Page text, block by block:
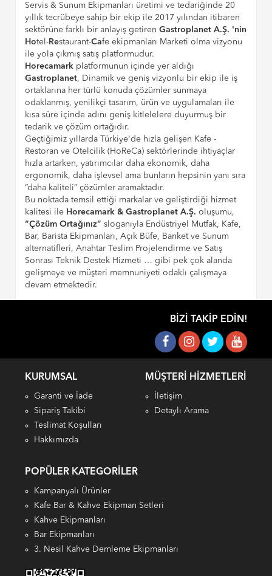
Servis & Sunum Ekipmanları üretimi ve tedariğinde 20
yıllık tecrübeye sahip bir ekip ile 2017 yılından itibaren
sektörüne farklı bir anlayış getirenGastroplanet A.Ş. 'nin
Hotel-Restaurant-Cafe ekipmanları Marketi olma vizyonu
ile yola çıkmış satış platformudur.
Horecamark platformunun içinde yer aldığı
Gastroplanet, Dinamik ve geniş vizyonlu bir ekip ile iş
ortaklarına her türlü konuda çözümler sunmaya
odaklanmış, yenilikçi tasarım, ürün ve uygulamaları ile
kısa süre içinde adını geniş kitlelelere duyurmuş bir
tedarik ve çözüm ortağıdır.
Geçtiğimiz yıllarda Türkiye'de hızla gelişen Kafe -
Restoran ve Otelcilik (HoReCa) sektörlerinde ihtiyaçlar
hızla artarken, yatırımcılar daha ekonomik, daha
ergonomik, daha işlevsel ama bunların hepsinin yanı sıra
“daha kaliteli” çözümler aramaktadır.
Bu noktada temsil ettiği markalar ve geliştirdiği hizmet
kalitesi ile Horecamark & Gastroplanet A.Ş. oluşumu,
“Çözüm Ortağınız” sloganıyla Endüstriyel Mutfak, Kafe,
Bar, Barista Ekipmanları, Açık Büfe, Banket ve Sunum
alternatifleri, Anahtar Teslim Projelendirme ve Satış
Sonrası Teknik Destek Hizmeti … gibi pek çok alanda
gelişmeye ve müşteri memnuniyeti odaklı çalışmaya
devam etmektedir.
BIZI TAKIP EDIN!
KURUMSAL
Garanti ve İade
Sipariş Takibi
Teslimat Koşulları
Hakkımızda
MÜŞTERI HIZMETLERI
İletişim
Detaylı Arama
POPÜLER KATEGORILER
Kampanyalı Ürünler
Kafe Bar & Kahve Ekipman Setleri
Kahve Ekipmanları
Bar Ekipmanları
3. Nesil Kahve Demleme Ekipmanları